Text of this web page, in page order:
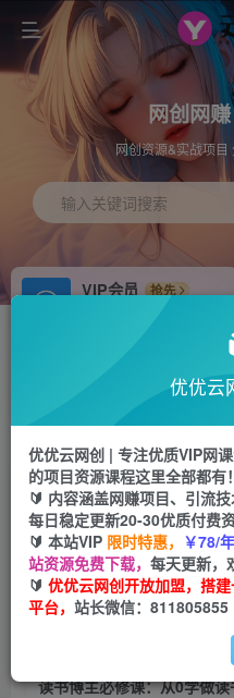
网创网
网创资源&实战项
输入关键词搜索
VIP会员
抢先
免费下载全站资源
站长V：hu91275
首页 福源网 正文
读书博主必修课：从0
文、视频、直播卖书
优优云网创
2年前发布
优优云
优优云网创 | 专注优质VIP网
的项目资源课程这里全部都有！
🔰 内容涵盖网赚项目、引流
每日稳定更新20-30优质付费资
🔰 本站VIP 限时特惠， ￥78/
站资源免费下载， 每天更新，
🔰 优优云网创开放加盟，搭
平台， 站长微信：811805855